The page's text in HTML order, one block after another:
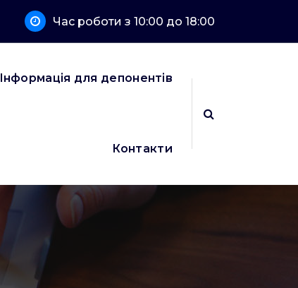
Час роботи з 10:00 до 18:00
Інформація для депонентів
Контакти